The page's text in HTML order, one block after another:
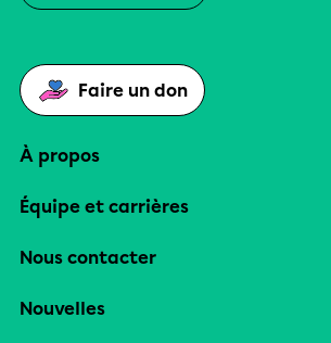
Faire un don
À propos
Équipe et carrières
Nous contacter
Nouvelles